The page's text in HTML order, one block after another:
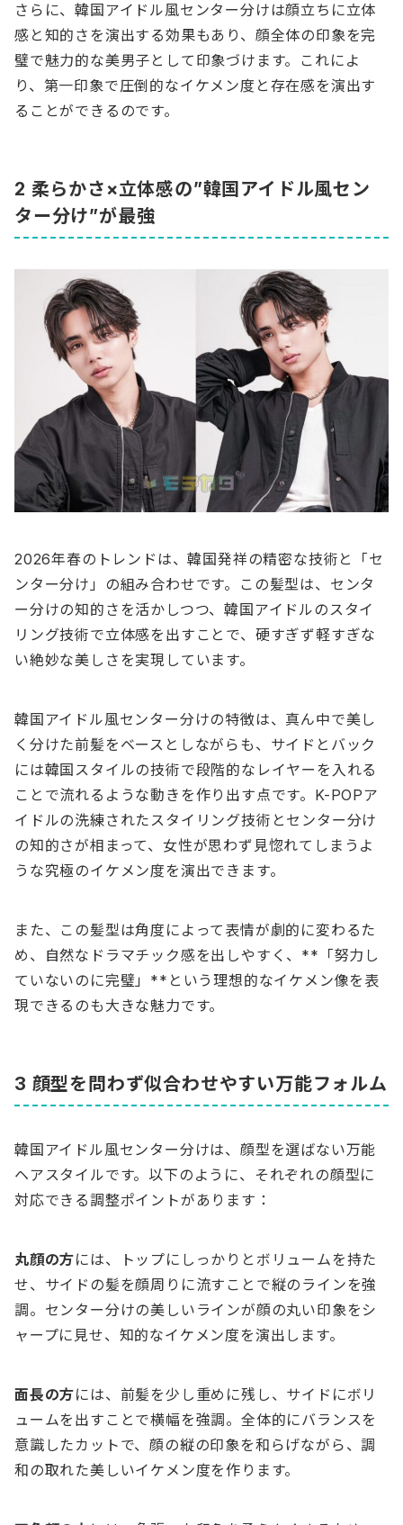
さらに、韓国アイドル風センター分けは顔立ちに立体
感と知的さを演出する効果もあり、顔全体の印象を完
璧で魅力的な美男子として印象づけます。これによ
り、第一印象で圧倒的なイケメン度と存在感を演出す
ることができるのです。
2 柔らかさ×立体感の”韓国アイドル風セン
ター分け”が最強
2026年春のトレンドは、韓国発祥の精密な技術と「セ
ンター分け」の組み合わせです。この髪型は、センタ
ー分けの知的さを活かしつつ、韓国アイドルのスタイ
リング技術で立体感を出すことで、硬すぎず軽すぎな
い絶妙な美しさを実現しています。
韓国アイドル風センター分けの特徴は、真ん中で美し
く分けた前髪をベースとしながらも、サイドとバック
には韓国スタイルの技術で段階的なレイヤーを入れる
ことで流れるような動きを作り出す点です。K-POPア
イドルの洗練されたスタイリング技術とセンター分け
の知的さが相まって、女性が思わず見惚れてしまうよ
うな究極のイケメン度を演出できます。
また、この髪型は角度によって表情が劇的に変わるた
め、自然なドラマチック感を出しやすく、**「努力し
ていないのに完璧」**という理想的なイケメン像を表
現できるのも大きな魅力です。
3 顔型を問わず似合わせやすい万能フォルム
韓国アイドル風センター分けは、顔型を選ばない万能
ヘアスタイルです。以下のように、それぞれの顔型に
対応できる調整ポイントがあります：
丸顔の方には、トップにしっかりとボリュームを持た
せ、サイドの髪を顔周りに流すことで縦のラインを強
調。センター分けの美しいラインが顔の丸い印象をシ
ャープに見せ、知的なイケメン度を演出します。
面長の方には、前髪を少し重めに残し、サイドにボリ
ュームを出すことで横幅を強調。全体的にバランスを
意識したカットで、顔の縦の印象を和らげながら、調
和の取れた美しいイケメン度を作ります。